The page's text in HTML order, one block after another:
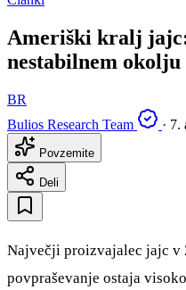
Ameriški kralj
nestabilnem okolju
BR
Bulios Research Team
· 7.
Povzemite
Deli
Največji proizvajalec jajc v
povpraševanje ostaja